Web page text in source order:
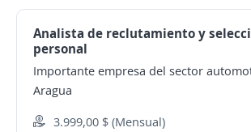
Analista de reclutamiento y
personal
Importante empresa del sector
Aragua
3.999,00 $ (Mensual)